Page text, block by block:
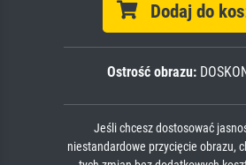
Dodaj do
Ostrość obrazu:
Jeśli chcesz dostosować
niestandardowe przycięcie obrazu,